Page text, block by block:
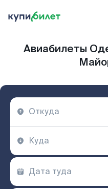
Авиабилеты